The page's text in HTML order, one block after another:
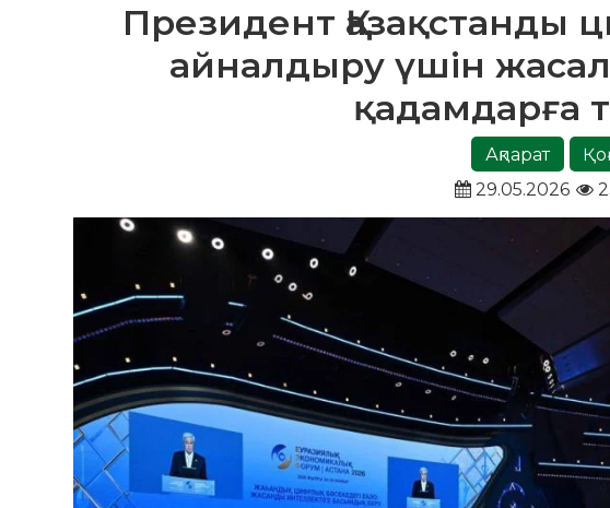
Президент Қазақстанды
айналдыру үшін
қадамдарға
Ақпарат
29.05.2026